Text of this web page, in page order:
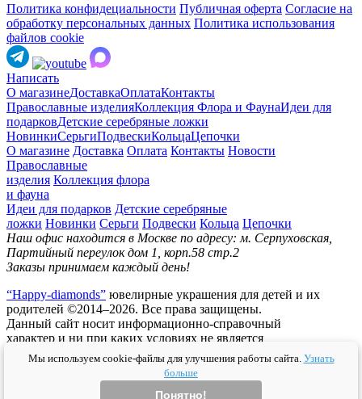
Политика конфидециальности Публичная оферта Согласие на
обработку персональных данных Политика использования
файлов cookie
Написать
О магазинеДоставкаОплатаКонтакты
Православные изделияКоллекция Флора и ФаунаИдеи для
подарковДетские серебряные ложки
НовинкиСерьгиПодвескиКольцаЦепочки
О магазине Доставка Оплата Контакты Новости
Православные
изделия Коллекция флора
и фауна
Идеи для подарков Детские серебряные
ложки Новинки Серьги Подвески Кольца Цепочки
Наш офис находится в Москве по адресу: м. Серпуховская,
Партийный переулок дом 1, корп.58 стр.2
Заказы принимаем каждый день!
“Happy-diamonds” ювелирные украшения для детей и их
родителей ©2014–2026. Все права защищены.
Данный сайт носит информационно-справочный
характер и ни при каких условиях не является
публичной офертой.
Политика конфидециальности Публичная оферта
обработку персональных данных Политика использования
Мы используем cookie-файлы для улучшения работы сайта. Узнать
больше
Понятно!